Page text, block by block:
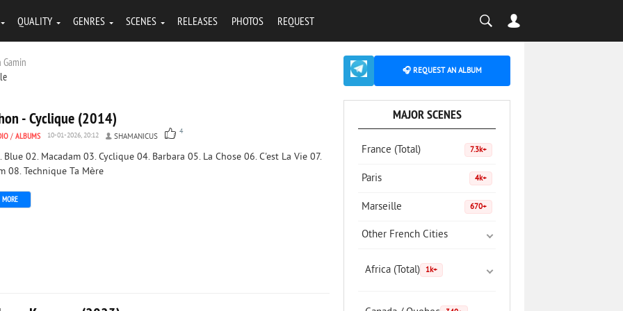
QUALITY GENRES SCENES RELEASES PHOTOS REQUEST
Gamin
- Cyclique (2014)
/ ALBUMS 10-01-2026, 20:12 SHAMANICUS
4
Blue 02. Macadam 03. Cyclique 04. Barbara 05. La Chose 06. C'est La Vie 07.
08. Technique Ta Mère
MORE
🎧 REQUEST AN ALBUM
MAJOR SCENES
France (Total) 7.3k+
Paris 4k+
Marseille 670+
Other French Cities
Africa (Total) 1k+